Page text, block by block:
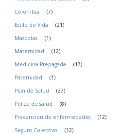
*
Colombia
(7)
Estilo de Vida
(21)
Mascotas
(1)
Maternidad
(12)
Medicina Prepagada
(17)
Paternidad
(1)
Plan de Salud
(37)
Poliza de salud
(8)
Prevención de enfermedades
(12)
Seguro Colectivo
(12)